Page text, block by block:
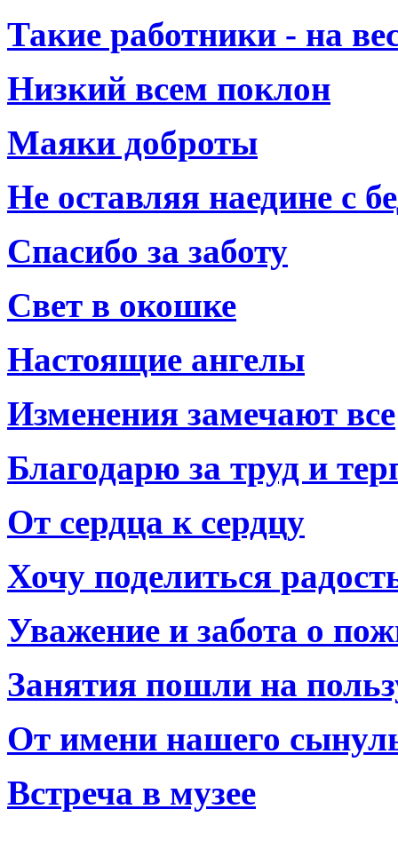
Такие работники - на
Низкий всем поклон
Маяки доброты
Не оставляя наедине с
Спасибо за заботу
Свет в окошке
Настоящие ангелы
Изменения замечают все
Благодарю за труд и
От сердца к сердцу
Хочу поделиться
Уважение и забота о
Занятия пошли на
От имени нашего
Встреча в музее